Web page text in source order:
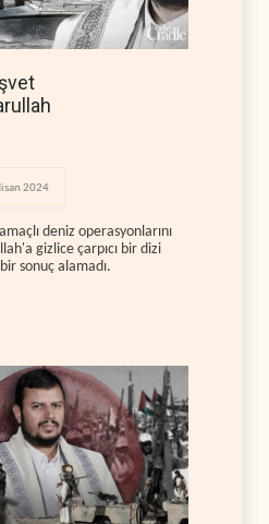
2024
deniz operasyonlarını
gizlice çarpıcı bir dizi
sonuç alamadı.